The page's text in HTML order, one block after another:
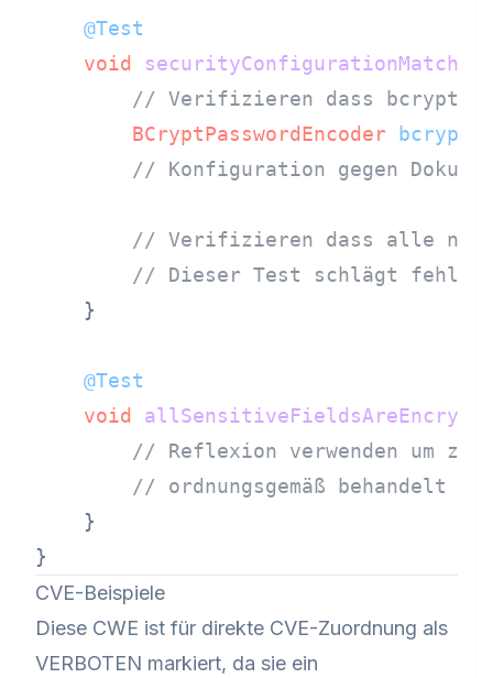
@Test
void
// Verifizieren dass bcrypt-
BCryptPasswordEncoder
bcrypt
// Konfiguration gegen Doku
// Verifizieren dass alle
// Dieser Test schlägt fehl
    }
@Test
void
// Reflexion verwenden um
// ordnungsgemäß behandelt
    }
CVE-Beispiele
Diese CWE ist für direkte CVE-Zuordnung als
VERBOTEN markiert, da sie ein